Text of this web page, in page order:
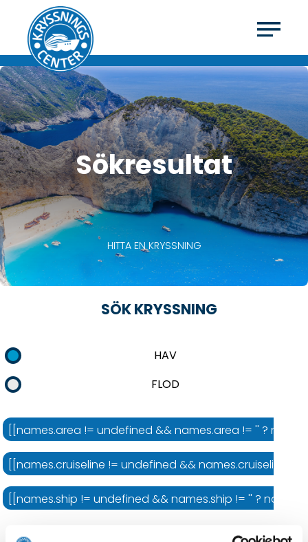
Sökresultat
HITTA EN KRYSSNING
SÖK KRYSSNING
HAV
FLOD
[[names.area != undefined && names.area != '' ?
[[names.cruiseline != undefined && names.cruiseline !=
[[names.ship != undefined && names.ship != '' ?
Kryssningens längd